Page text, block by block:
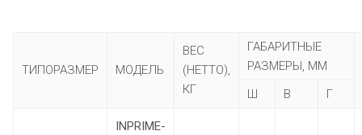
ТИПОРАЗМЕР МОДЕЛЬ
ВЕС
(НЕТТО),
КГ
ГАБАРИТНЫЕ
РАЗМЕРЫ, ММ
Ш
В Г
INPRIME-